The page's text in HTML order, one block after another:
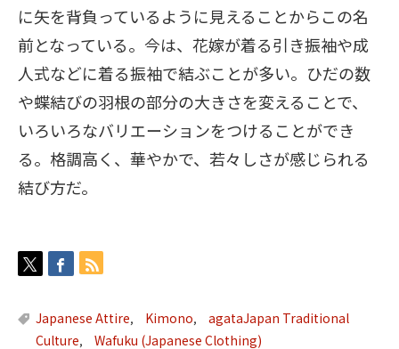
に矢を背負っているように見えることからこの名
前となっている。今は、花嫁が着る引き振袖や成
人式などに着る振袖で結ぶことが多い。ひだの数
や蝶結びの羽根の部分の大きさを変えることで、
いろいろなバリエーションをつけることができ
る。格調高く、華やかで、若々しさが感じられる
結び方だ。
Japanese Attire, Kimono,
agataJapan Traditional
Culture, Wafuku (Japanese Clothing)